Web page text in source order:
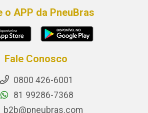
o APP da PneuBras
Fale Conosco
0800 426-6001
81 99286-7368
b2b@pneubras.com